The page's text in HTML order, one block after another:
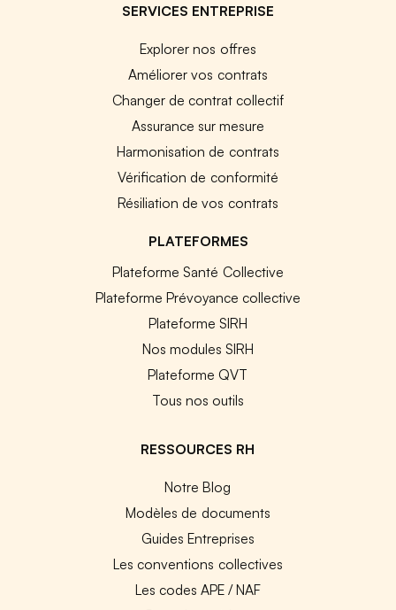
SERVICES ENTREPRISE
Explorer nos offres
Améliorer vos contrats
Changer de contrat collectif
Assurance sur mesure
Harmonisation de contrats
Vérification de conformité
Résiliation de vos contrats
PLATEFORMES
Plateforme Santé Collective
Plateforme Prévoyance collective
Plateforme SIRH
Nos modules SIRH
Plateforme QVT
Tous nos outils
RESSOURCES RH
Notre Blog
Modèles de documents
Guides Entreprises
Les conventions collectives
Les codes APE / NAF